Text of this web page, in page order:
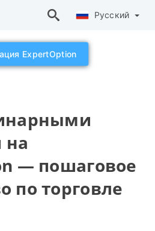
Русский
ExpertOption
на
— пошаговое
по торговле